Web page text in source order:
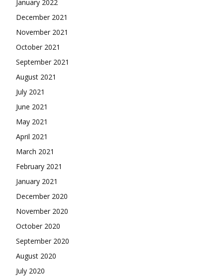
January 2022
December 2021
November 2021
October 2021
September 2021
August 2021
July 2021
June 2021
May 2021
April 2021
March 2021
February 2021
January 2021
December 2020
November 2020
October 2020
September 2020
August 2020
July 2020